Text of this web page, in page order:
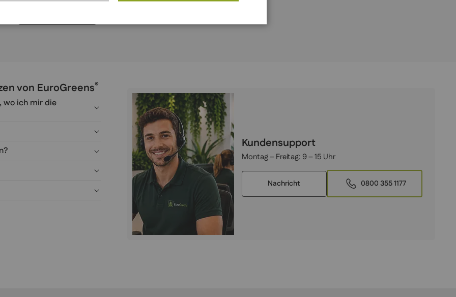
von EuroGreens®
wo ich mir die
Kundensupport
Montag – Freitag: 9 – 15 Uhr
Nachricht 0800 355 1177